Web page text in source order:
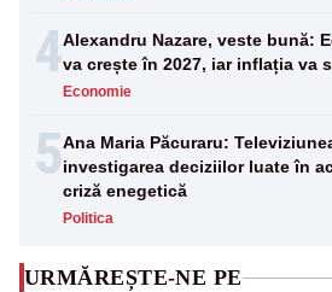
4Alexandru Nazare, veste bună:
va crește în 2027, iar inflația va
Economie
5Ana Maria Păcuraru:
investigarea deciziilor luate în
criză enegetică
Politica
URMĂREȘTE-NE PE